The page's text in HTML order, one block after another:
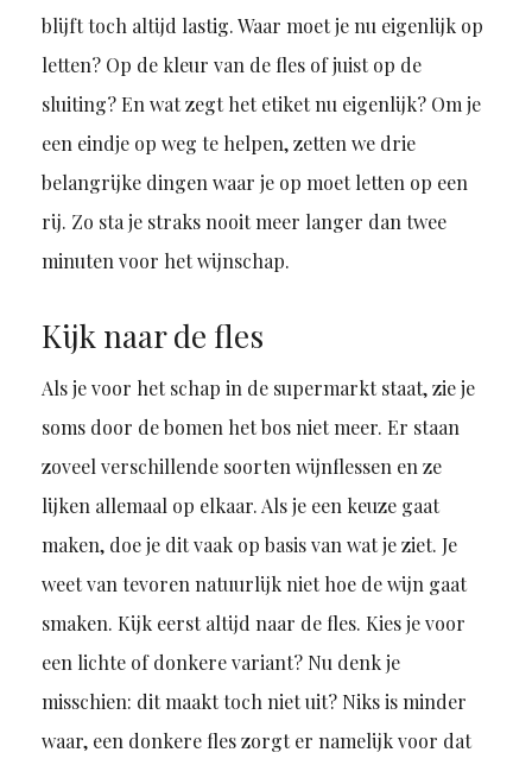
blijft toch altijd lastig. Waar moet je nu eigenlijk op
letten? Op de kleur van de fles of juist op de
sluiting? En wat zegt het etiket nu eigenlijk? Om je
een eindje op weg te helpen, zetten we drie
belangrijke dingen waar je op moet letten op een
rij. Zo sta je straks nooit meer langer dan twee
minuten voor het wijnschap.
Kijk naar de fles
Als je voor het schap in de supermarkt staat, zie je
soms door de bomen het bos niet meer. Er staan
zoveel verschillende soorten wijnflessen en ze
lijken allemaal op elkaar. Als je een keuze gaat
maken, doe je dit vaak op basis van wat je ziet. Je
weet van tevoren natuurlijk niet hoe de wijn gaat
smaken. Kijk eerst altijd naar de fles. Kies je voor
een lichte of donkere variant? Nu denk je
misschien: dit maakt toch niet uit? Niks is minder
waar, een donkere fles zorgt er namelijk voor dat